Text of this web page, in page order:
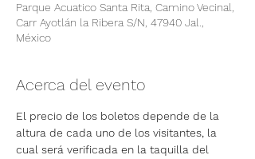
Parque Acuatico Santa Rita, Camino Vecinal,
Carr Ayotlán la Ribera S/N, 47940 Jal.,
México
Acerca del evento
El precio de los boletos depende de la
altura de cada uno de los visitantes, la
cual será verificada en la taquilla del